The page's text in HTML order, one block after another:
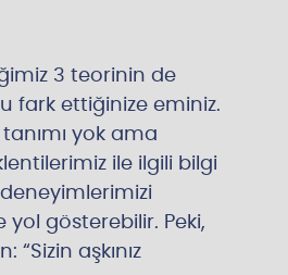
3 teorinin de
fark ettiğinize eminiz.
yok ama
ile ilgili bilgi
yol gösterebilir. Peki,
“Sizin aşkınız